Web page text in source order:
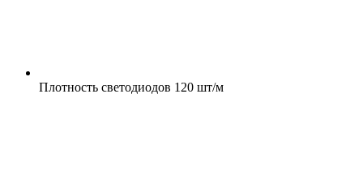
Плотность светодиодов 120 шт/м